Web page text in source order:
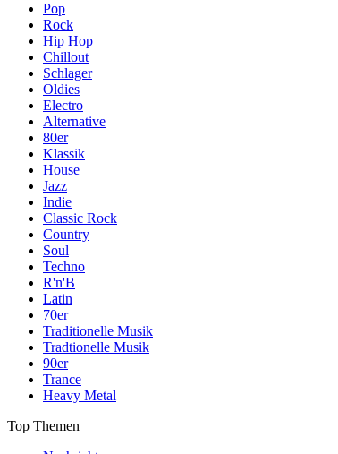
Pop
Rock
Hip Hop
Chillout
Schlager
Oldies
Electro
Alternative
80er
Klassik
House
Jazz
Indie
Classic Rock
Country
Soul
Techno
R'n'B
Latin
70er
Traditionelle Musik
Tradtionelle Musik
90er
Trance
Heavy Metal
Top Themen